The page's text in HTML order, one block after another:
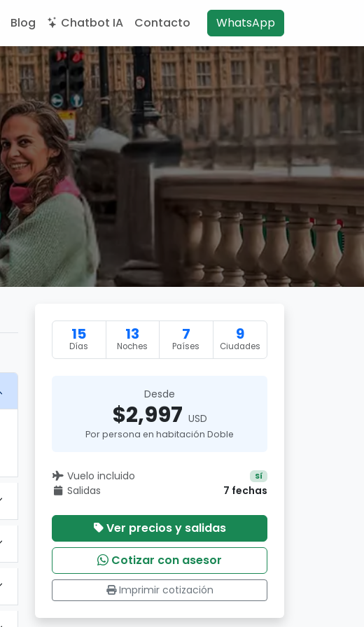
Blog Chatbot IA Contacto WhatsApp
15
Días
13
Noches
7
Países
9
Ciudades
Desde
$2,997 USD
Por persona en habitación Doble
Vuelo incluido Sí
Salidas 7 fechas
Ver precios y salidas
Cotizar con asesor
Imprimir cotización